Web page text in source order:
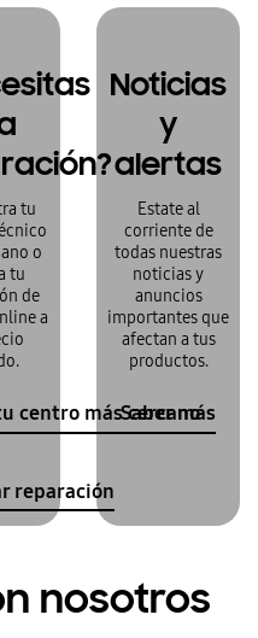
tu
o
tu
de
a
centro más cercano
reparación
Noticias
y
alertas
Estate al
corriente de
todas nuestras
noticias y
anuncios
importantes que
afectan a tus
productos.
Saber más
nosotros